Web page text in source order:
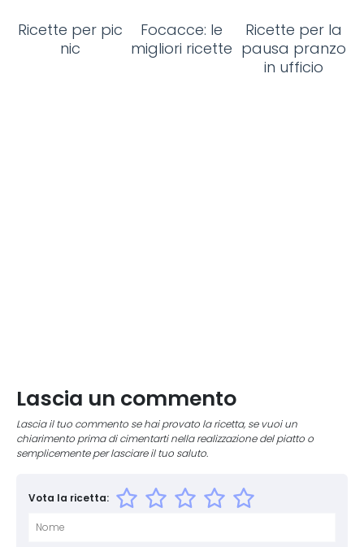
Ricette per pic
nic
Focacce: le
migliori ricette
Ricette per la
pausa pranzo
in ufficio
Lascia un commento
Lascia il tuo commento se hai provato la ricetta, se vuoi un
chiarimento prima di cimentarti nella realizzazione del piatto o
semplicemente per lasciare il tuo saluto.
Vota la ricetta: